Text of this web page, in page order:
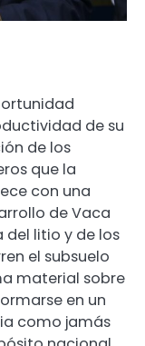
de su
de los
que la
con una
de Vaca
del litio y de los
el subsuelo
material sobre
en un
como jamás